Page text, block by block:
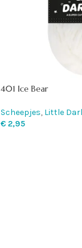
401 Ice Bear
Scheepjes, Little
€2,95